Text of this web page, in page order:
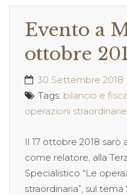
Evento a
ottobre
30 Settembre 2018
Tags: bilancio e
operazioni straordinarie
Il 17 ottobre 2018 sarò
come relatore, alla
Specialistico “Le
straordinaria”, sul tema